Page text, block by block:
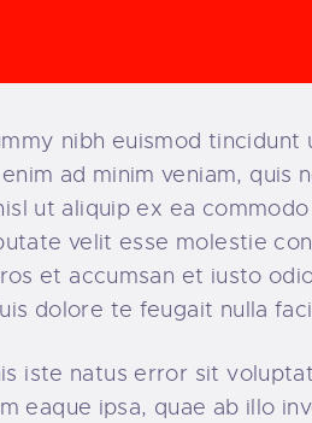
nibh euismod
ad minim veniam, quis
ut aliquip ex ea
velit esse molestie
et accumsan et iusto
dolore te feugait nulla
iste natus error sit
eaque ipsa, quae ab illo